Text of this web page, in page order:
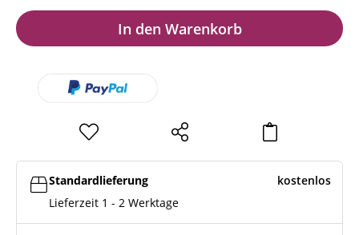
In den Warenkorb
Standardlieferung
kostenlos
Lieferzeit 1 - 2 Werktage